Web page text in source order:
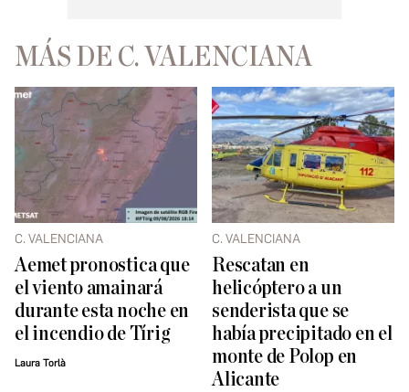
MÁS DE C. VALENCIANA
C. VALENCIANA
Aemet pronostica que
el viento amainará
durante esta noche en
el incendio de Tírig
Laura Torlà
C. VALENCIANA
Rescatan en
helicóptero a un
senderista que se
había precipitado en el
monte de Polop en
Alicante